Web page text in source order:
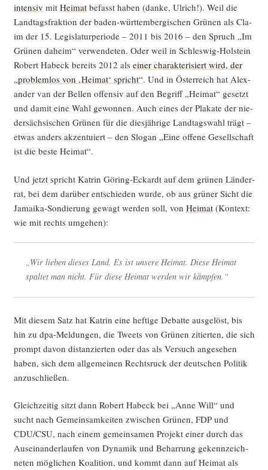
inten­siv mit Hei­matbefasst haben (dan­ke, Ulrich!). Weil die
Land­tags­frak­ti­on der baden-würt­tem­ber­gi­schen Grü­nen als Cla­
im der 15. Legis­la­tur­pe­ri­ode – 2011 bis 2016 – den Spruch „Im
Grü­nen daheim“ ver­wen­de­ten. Oder weil in Schles­wig-Hol­stein
Robert Habeck bereits 2012 als einer cha­rak­te­ri­siert wird, der
„pro­blem­los von ‚Hei­mat‘ spricht“. Und in Öster­reich hat Alex­
an­der van der Bel­len offen­siv auf den Begriff „Hei­mat“ gesetzt
und damit eine Wahl gewon­nen. Auch eines der Pla­ka­te der nie­
der­säch­si­schen Grü­nen für die dies­jäh­ri­ge Land­tags­wahl trägt –
etwas anders akzen­tu­iert – den Slo­gan „Eine offe­ne Gesell­schaft
ist die bes­te Heimat“.
Und jetzt spricht Kat­rin Göring-Eckardt auf dem grü­nen Län­der­
rat, bei dem dar­über ent­schie­den wur­de, ob aus grü­ner Sicht die
Jamai­ka-Son­die­rung gewagt wer­den soll, von Hei­mat(Kon­text:
wie mit rechts umgehen):
„Wir lie­ben die­ses Land. Es ist unse­re Hei­mat. Die­se Hei­mat
spal­tet man nicht. Für die­se Hei­mat wer­den wir kämpfen.“
Mit die­sem Satz hat Kat­rin eine hef­ti­ge Debat­te aus­ge­löst, bis
hin zu dpa-Mel­dun­gen, die Tweets von Grü­nen zitier­ten, die sich
prompt davon distan­zier­ten oder das als Ver­such ange­se­hen
haben, sich dem all­ge­mei­nen Rechts­ruck der deut­schen Poli­tik
anzuschließen.
Gleich­zei­tig sitzt dann Robert Habeck bei „Anne Will“ und
sucht nach Gemein­sam­kei­ten zwi­schen Grü­nen, FDP und
CDU/CSU, nach einem gemein­sa­men Pro­jekt einer durch das
Aus­ein­an­der­lau­fen von Dyna­mik und Behar­rung gekenn­zeich­
ne­ten mög­li­chen Koali­ti­on, und kommt dann auf Hei­mat als